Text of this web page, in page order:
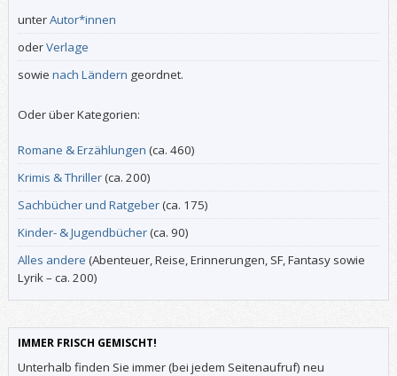
unterAutor*innen
oderVerlage
sowie nach Ländern geordnet.
Oder über Kategorien:
Romane & Erzählungen (ca. 460)
Krimis & Thriller(ca. 200)
Sachbücher und Ratgeber(ca. 175)
Kinder- & Jugendbücher(ca. 90)
Alles andere (Abenteuer, Reise, Erinnerungen, SF, Fantasy sowie
Lyrik – ca. 200)
IMMER FRISCH GEMISCHT!
Unterhalb finden Sie immer (bei jedem Seitenaufruf) neu